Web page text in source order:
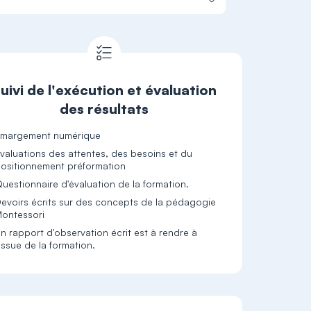
de l'exécution et évaluation
des résultats
numérique
des attentes, des besoins et du
préformation
d'évaluation de la formation.
écrits sur des concepts de la pédagogie
rapport d'observation écrit est à rendre à
de la formation.